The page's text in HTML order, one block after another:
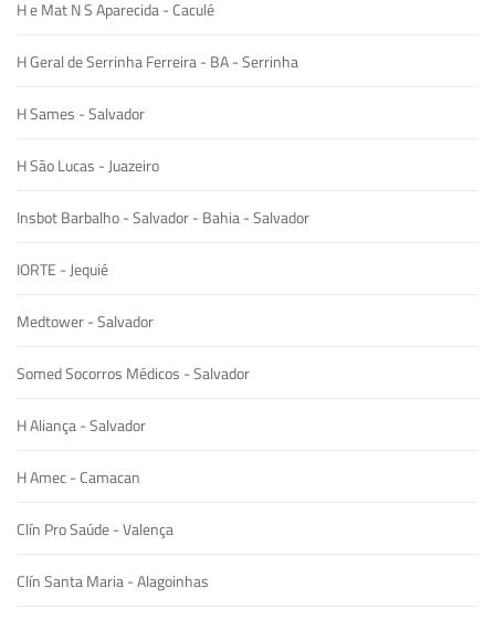
H e Mat N S Aparecida - Caculé
H Geral de Serrinha Ferreira - BA - Serrinha
H Sames - Salvador
H São Lucas - Juazeiro
Insbot Barbalho - Salvador - Bahia - Salvador
IORTE - Jequié
Medtower - Salvador
Somed Socorros Médicos - Salvador
H Aliança - Salvador
H Amec - Camacan
Clín Pro Saúde - Valença
Clín Santa Maria - Alagoinhas